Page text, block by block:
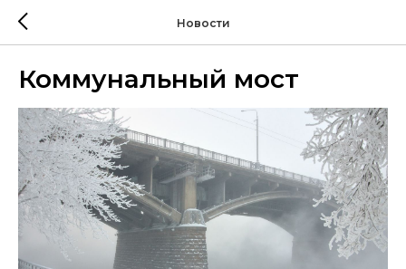
Новости
Коммунальный мост